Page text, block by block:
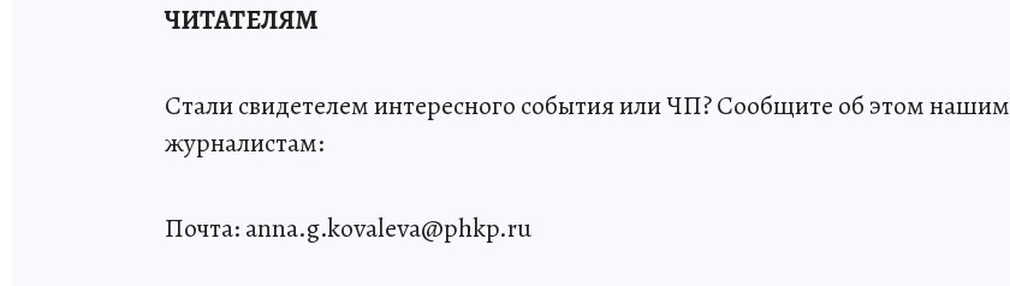
ЧИТАТЕЛЯМ
Стали свидетелем интересного события или ЧП? Сообщите об этом нашим
журналистам:
Почта: anna.g.kovaleva@phkp.ru